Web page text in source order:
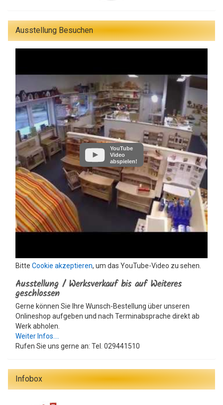
Ausstellung Besuchen
YouTube
Video
abspielen!
Bitte Cookie akzeptieren, um das YouTube-Video zu sehen.
Ausstellung / Werksverkauf bis auf Weiteres
geschlossen
Gerne können Sie Ihre Wunsch-Bestellung über unseren
Onlineshop aufgeben und nach Terminabsprache direkt ab
Werk abholen.
Weiter Infos....
Rufen Sie uns gerne an: Tel. 029441510
Infobox